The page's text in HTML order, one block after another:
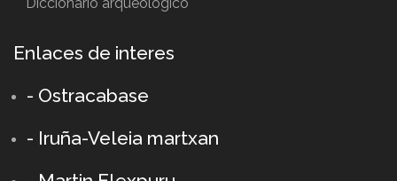
Enlaces de interes
- Ostracabase
- Iruña-Veleia martxan